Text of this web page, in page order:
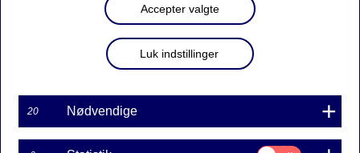
Accepter valgte
Luk indstillinger
20 Nødvendige